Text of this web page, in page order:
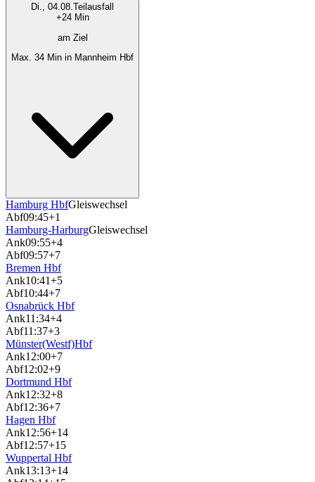
Di., 04.08.Teilausfall
+24 Min
am Ziel
Max. 34 Min in Mannheim Hbf
Hamburg HbfGleiswechsel
Abf09:45+1
Hamburg-HarburgGleiswechsel
Ank09:55+4
Abf09:57+7
Bremen Hbf
Ank10:41+5
Abf10:44+7
Osnabrück Hbf
Ank11:34+4
Abf11:37+3
Münster(Westf)Hbf
Ank12:00+7
Abf12:02+9
Dortmund Hbf
Ank12:32+8
Abf12:36+7
Hagen Hbf
Ank12:56+14
Abf12:57+15
Wuppertal Hbf
Ank13:13+14